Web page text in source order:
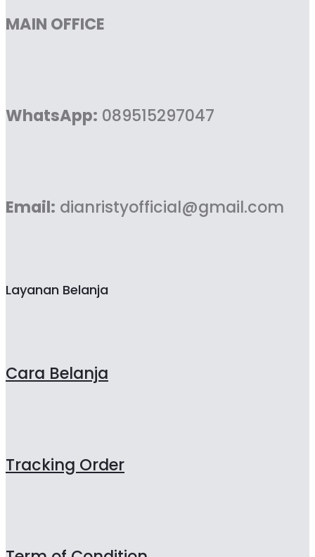
MAIN OFFICE
WhatsApp: 089515297047
Email: dianristyofficial@gmail.com
Layanan Belanja
Cara Belanja
Tracking Order